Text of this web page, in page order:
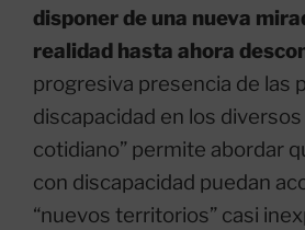
disponer de una nueva
realidad hasta ahora
progresiva presencia de las
discapacidad en los
cotidiano” permite abordar
con discapacidad puedan
“nuevos territorios” casi